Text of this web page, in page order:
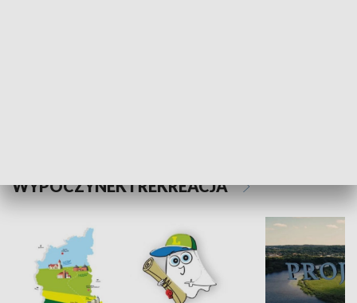
WYPOCZYNEK I REKREACJA